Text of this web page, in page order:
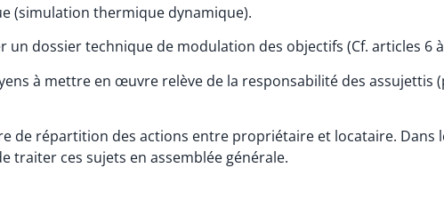
(simulation thermique dynamique).
dossier technique de modulation des objectifs (Cf. articles 6 à
à mettre en œuvre relève de la responsabilité des assujettis
de répartition des actions entre propriétaire et locataire. Dans
traiter ces sujets en assemblée générale.